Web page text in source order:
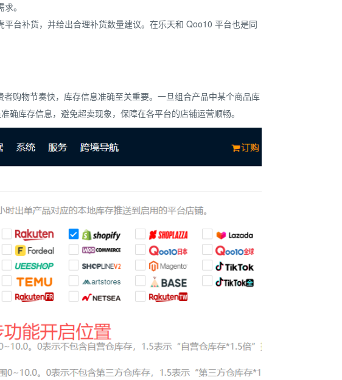
。
台补货，并给出合理补货数量建议。在乐天和 Qoo10 平台也是同
购物节奏快，库存信息准确至关重要。一旦组合产品中某个商品库
库存信息，避免超卖现象，保障在各平台的店铺运营顺畅。